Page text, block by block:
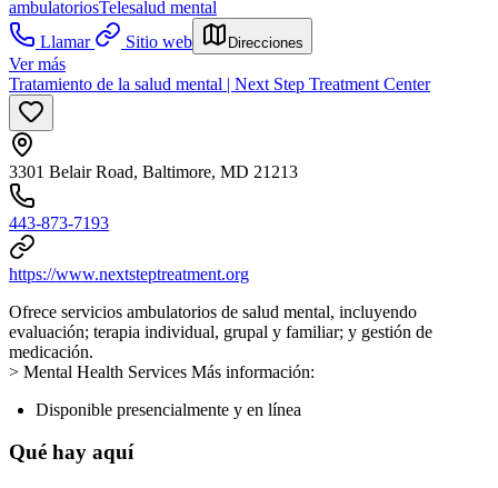
ambulatoriosTelesalud mental
Llamar
Sitio web Direcciones
Ver más
Tratamiento de la salud mental | Next Step Treatment Center
3301 Belair Road, Baltimore, MD 21213
443-873-7193
https://www.nextsteptreatment.org
Ofrece servicios ambulatorios de salud mental, incluyendo
evaluación; terapia individual, grupal y familiar; y gestión de
medicación.
> Mental Health Services Más información:
Disponible presencialmente y en línea
Qué hay aquí